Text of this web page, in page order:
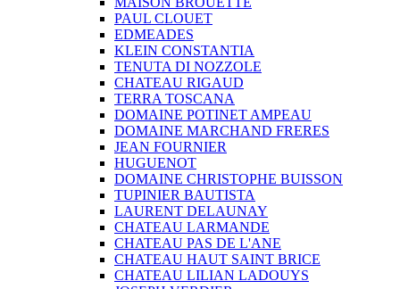
PAUL CLOUET
EDMEADES
KLEIN CONSTANTIA
TENUTA DI NOZZOLE
CHATEAU RIGAUD
TERRA TOSCANA
DOMAINE POTINET AMPEAU
DOMAINE MARCHAND FRERES
JEAN FOURNIER
HUGUENOT
DOMAINE CHRISTOPHE BUISSON
TUPINIER BAUTISTA
LAURENT DELAUNAY
CHATEAU LARMANDE
CHATEAU PAS DE L'ANE
CHATEAU HAUT SAINT BRICE
CHATEAU LILIAN LADOUYS